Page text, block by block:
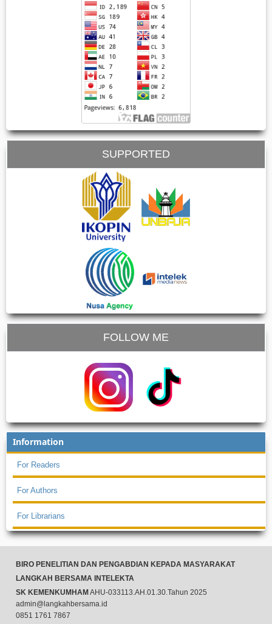
SUPPORTED
FOLLOW ME
Information
For Readers
For Authors
For Librarians
BIRO PENELITIAN DAN PENGABDIAN KEPADA MASYARAKAT
LANGKAH BERSAMA INTELEKTA
SK KEMENKUMHAM AHU-033113.AH.01.30.Tahun 2025
admin@langkahbersama.id
0851 1761 7867